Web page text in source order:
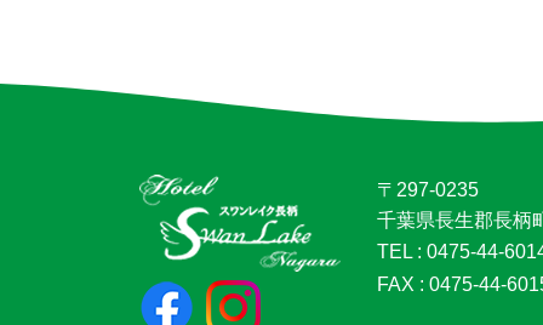
〒297-0235
千葉県長生郡長柄
TEL
0475-44-
FAX
0475-44-